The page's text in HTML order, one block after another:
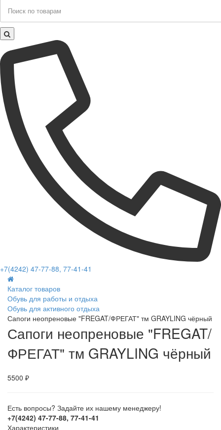
+7(4242) 47-77-88, 77-41-41
Каталог товаров
Обувь для работы и отдыха
Обувь для активного отдыха
Сапоги неопреновые "FREGAT/ФРЕГАТ" тм GRAYLING чёрный
Сапоги неопреновые "FREGAT/
ФРЕГАТ" тм GRAYLING чёрный
5500 ₽
Есть вопросы? Задайте их нашему менеджеру!
+7(4242) 47-77-88, 77-41-41
Характеристики